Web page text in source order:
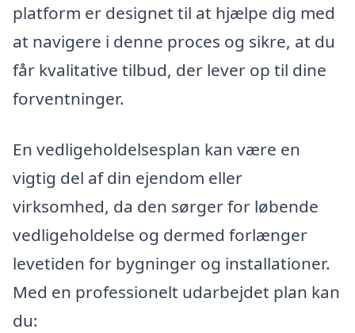
platform er designet til at hjælpe dig med
at navigere i denne proces og sikre, at du
får kvalitative tilbud, der lever op til dine
forventninger.
En vedligeholdelsesplan kan være en
vigtig del af din ejendom eller
virksomhed, da den sørger for løbende
vedligeholdelse og dermed forlænger
levetiden for bygninger og installationer.
Med en professionelt udarbejdet plan kan
du: